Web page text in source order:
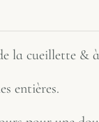
la cueillette &
entières.